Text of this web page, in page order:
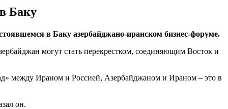
Баку
в Баку азербайджано-иранском бизнес-форуме.
могут стать перекрестком, соединяющим Восток и
между Ираном и Россией, Азербайджаном и Ираном – это в
он.